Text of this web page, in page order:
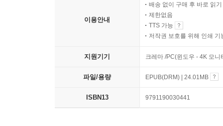
이용안내
배송 없이 구매 후 바로 읽기
제한없음
TTS 가능
저작권 보호를 위해 인쇄 기
지원기기 크레마 /PC(윈도우 - 4K 모
파일/용량 EPUB(DRM) | 24.01MB
ISBN13 9791190030441